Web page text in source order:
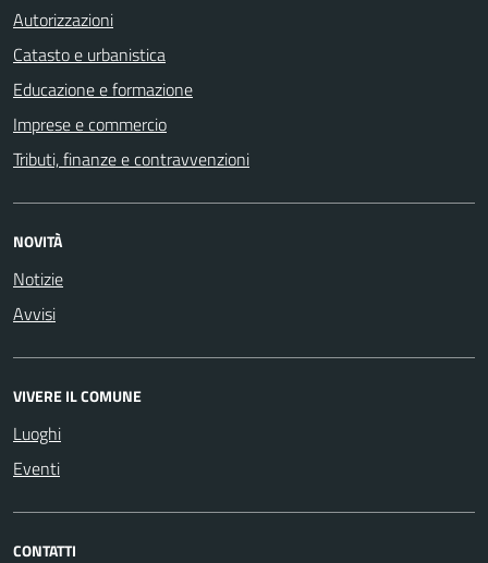
Autorizzazioni
Catasto e urbanistica
Educazione e formazione
Imprese e commercio
Tributi, finanze e contravvenzioni
NOVITÀ
Notizie
Avvisi
VIVERE IL COMUNE
Luoghi
Eventi
CONTATTI